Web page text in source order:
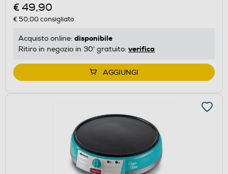
€ 49,90
€ 50,00consigliato
Acquisto online: disponibile
Ritiro in negozio in 30' gratuito: verifica
AGGIUNGI